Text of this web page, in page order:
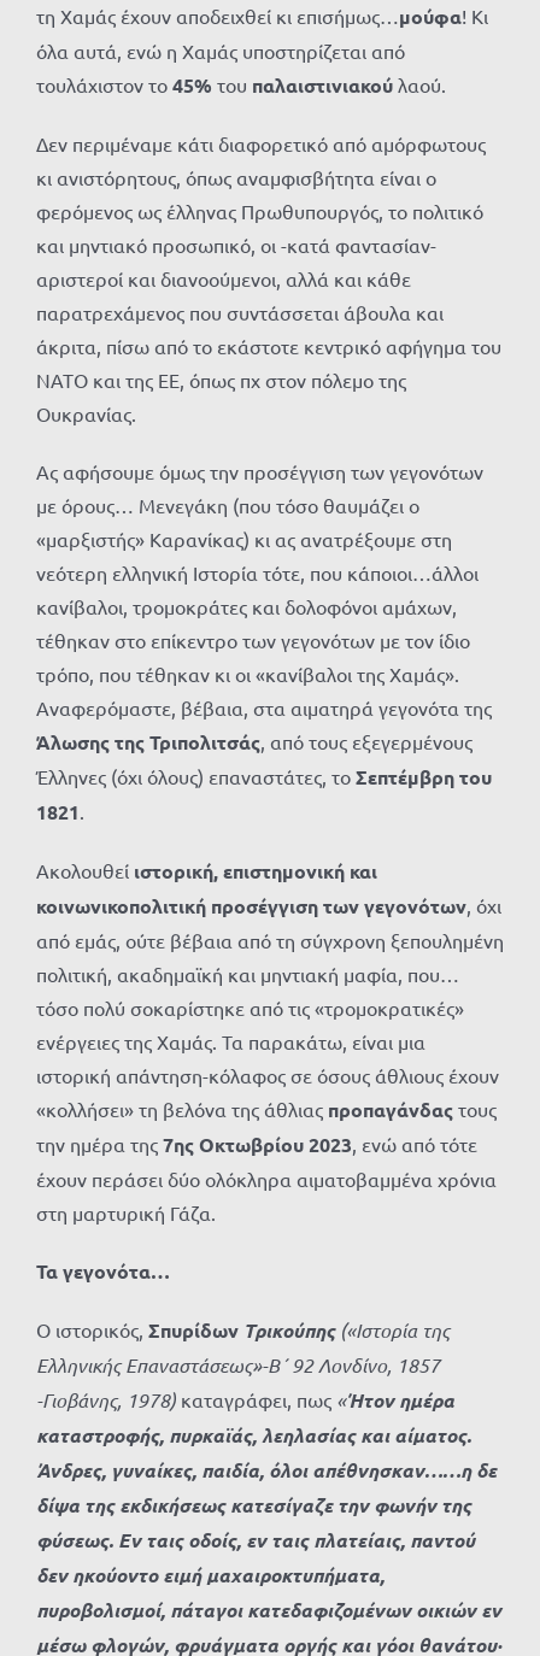
τη Χαμάς έχουν αποδειχθεί κι επισήμως…μούφα! Κι
όλα αυτά, ενώ η Χαμάς υποστηρίζεται από
τουλάχιστον το 45% του παλαιστινιακού λαού.
Δεν περιμέναμε κάτι διαφορετικό από αμόρφωτους
κι ανιστόρητους, όπως αναμφισβήτητα είναι ο
φερόμενος ως έλληνας Πρωθυπουργός, το πολιτικό
και μηντιακό προσωπικό, οι -κατά φαντασίαν-
αριστεροί και διανοούμενοι, αλλά και κάθε
παρατρεχάμενος που συντάσσεται άβουλα και
άκριτα, πίσω από το εκάστοτε κεντρικό αφήγημα του
ΝΑΤΟ και της ΕΕ, όπως πχ στον πόλεμο της
Ουκρανίας.
Ας αφήσουμε όμως την προσέγγιση των γεγονότων
με όρους… Μενεγάκη (που τόσο θαυμάζει ο
«μαρξιστής» Καρανίκας) κι ας ανατρέξουμε στη
νεότερη ελληνική Ιστορία τότε, που κάποιοι…άλλοι
κανίβαλοι, τρομοκράτες και δολοφόνοι αμάχων,
τέθηκαν στο επίκεντρο των γεγονότων με τον ίδιο
τρόπο, που τέθηκαν κι οι «κανίβαλοι της Χαμάς».
Αναφερόμαστε, βέβαια, στα αιματηρά γεγονότα της
Άλωσης της Τριπολιτσάς, από τους εξεγερμένους
Έλληνες (όχι όλους) επαναστάτες, το Σεπτέμβρη του
1821.
Ακολουθεί ιστορική, επιστημονική και
κοινωνικοπολιτική προσέγγιση των γεγονότων, όχι
από εμάς, ούτε βέβαια από τη σύγχρονη ξεπουλημένη
πολιτική, ακαδημαϊκή και μηντιακή μαφία, που…
τόσο πολύ σοκαρίστηκε από τις «τρομοκρατικές»
ενέργειες της Χαμάς. Τα παρακάτω, είναι μια
ιστορική απάντηση-κόλαφος σε όσους άθλιους έχουν
«κολλήσει» τη βελόνα της άθλιας προπαγάνδας τους
την ημέρα της 7ης Οκτωβρίου 2023, ενώ από τότε
έχουν περάσει δύο ολόκληρα αιματοβαμμένα χρόνια
στη μαρτυρική Γάζα.
Τα γεγονότα…
Ο ιστορικός, Σπυρίδων Τρικούπης («Ιστορία της
Ελληνικής Επαναστάσεως»-Β΄ 92 Λονδίνο, 1857
-Γιοβάνης, 1978) καταγράφει, πως «Ήτον ημέρα
καταστροφής, πυρκαϊάς, λεηλασίας και αίματος.
Άνδρες, γυναίκες, παιδία, όλοι απέθνησκαν……η δε
δίψα της εκδικήσεως κατεσίγαζε την φωνήν της
φύσεως. Εν ταις οδοίς, εν ταις πλατείαις, παντού
δεν ηκούοντο ειμή μαχαιροκτυπήματα,
πυροβολισμοί, πάταγοι κατεδαφιζομένων οικιών εν
μέσω φλογών, φρυάγματα οργής και γόοι θανάτου·